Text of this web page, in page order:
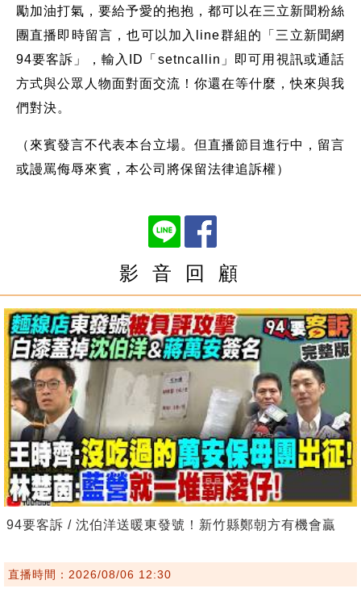
勵加油打氣，要給予愛的抱抱，都可以在三立新聞粉絲
團直播即時留言，也可以加入line群組的「三立新聞網
94要客訴」，輸入ID「setncallin」即可用視訊或通話
方式與公眾人物面對面交流！你還在等什麼，快來與我
們對決。
（來賓發言不代表本台立場。但直播節目進行中，留言
或謾罵侮辱來賓，本公司將保留法律追訴權）
影 音 回 顧
94要客訴 / 沈伯洋送暖東發號！新竹縣鄭朝方有機會贏
直播時間：2026/08/06 12:30